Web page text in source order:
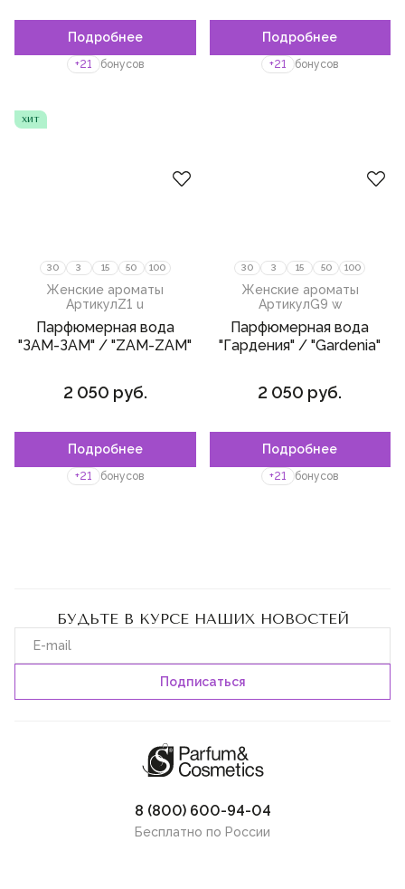
Подробнее
+21 бонусов
Подробнее
+21 бонусов
хит
Пожалуйста,войдите
зарегистрируйтесь,
чтобы добавить товар в
30 3 15 50 100
Женские ароматы
АртикулZ1 u
Парфюмерная вода
"ЗАМ-ЗАМ" / "ZAM-ZAM"
2 050 руб.
Подробнее
+21 бонусов
Пожалуйста,войдите
зарегистрируйтесь,
чтобы добавить товар в
30 3 15 50 100
Женские ароматы
АртикулG9 w
Парфюмерная вода
"Гардения" / "Gardenia"
2 050 руб.
Подробнее
+21 бонусов
БУДЬТЕ В КУРСЕ НАШИХ НОВОСТЕЙ
8 (800) 600-94-04
Бесплатно по России